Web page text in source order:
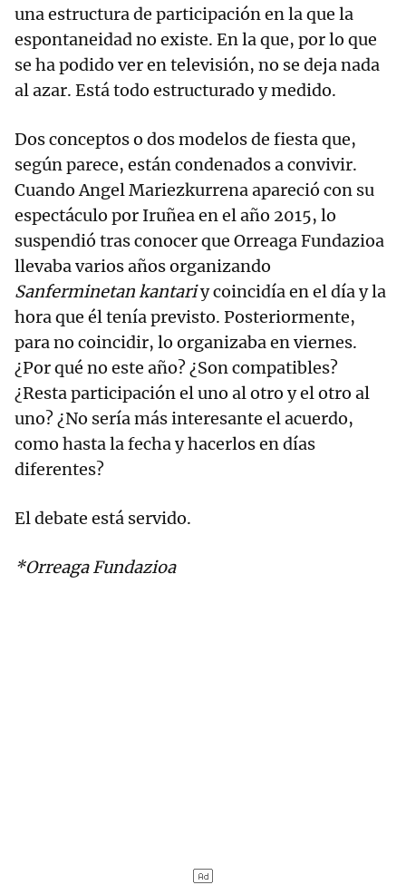
una estructura de participación en la que la
espontaneidad no existe. En la que, por lo que
se ha podido ver en televisión, no se deja nada
al azar. Está todo estructurado y medido.
Dos conceptos o dos modelos de fiesta que,
según parece, están condenados a convivir.
Cuando Angel Mariezkurrena apareció con su
espectáculo por Iruñea en el año 2015, lo
suspendió tras conocer que Orreaga Fundazioa
llevaba varios años organizando
Sanferminetan kantariy coincidía en el día y la
hora que él tenía previsto. Posteriormente,
para no coincidir, lo organizaba en viernes.
¿Por qué no este año? ¿Son compatibles?
¿Resta participación el uno al otro y el otro al
uno? ¿No sería más interesante el acuerdo,
como hasta la fecha y hacerlos en días
diferentes?
El debate está servido.
*Orreaga Fundazioa